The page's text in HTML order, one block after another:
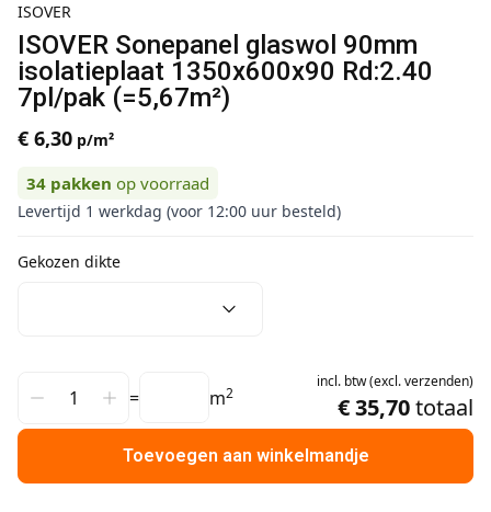
ISOVER
ISOVER Sonepanel glaswol 90mm
isolatieplaat 1350x600x90 Rd:2.40
7pl/pak (=5,67m²)
€ 6,30 p/m²
34 pakken op voorraad
Levertijd 1 werkdag (voor 12:00 uur besteld)
Gekozen dikte
= m2
incl. btw(excl.verzenden)
€ 35,70totaal
Toevoegen aan winkelmandje